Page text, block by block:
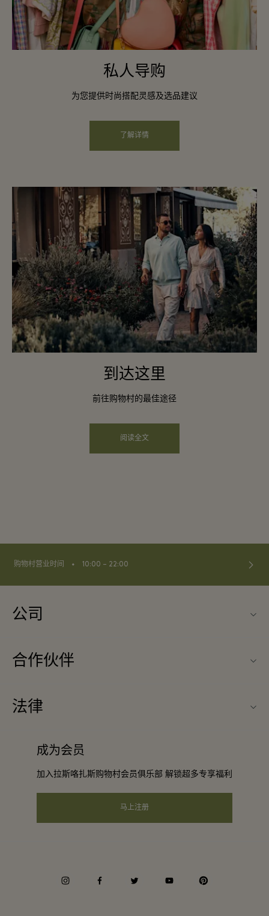
私人导购
为您提供时尚搭配灵感及选品建议
了解详情
到达这里
前往购物村的最佳途径
阅读全文
购物村营业时间 ⬩ 10:00 – 22:00
公司
关于Las Rozas Village（拉斯咯扎斯购物村）
下载应用程序
礼品卡
合作伙伴
成为合作伙伴
酒店及景点合作伙伴
法律
会员条款与条件
成为会员
加入拉斯咯扎斯购物村会员俱乐部 解锁超多专享福利
马上注册
instagramfacebooktwitter youtube pinterest